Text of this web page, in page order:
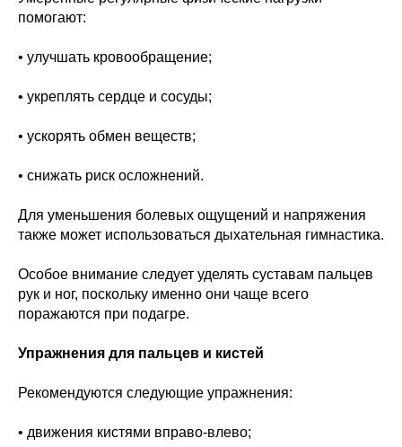
помогают:
• улучшать кровообращение;
• укреплять сердце и сосуды;
• ускорять обмен веществ;
• снижать риск осложнений.
Для уменьшения болевых ощущений и напряжения
также может использоваться дыхательная гимнастика.
Особое внимание следует уделять суставам пальцев
рук и ног, поскольку именно они чаще всего
поражаются при подагре.
Упражнения для пальцев и кистей
Рекомендуются следующие упражнения:
• движения кистями вправо-влево;